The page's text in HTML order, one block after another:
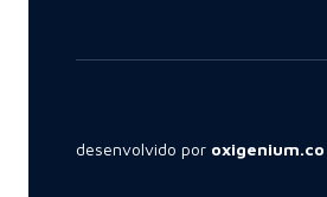
desenvolvido por oxigenium.co